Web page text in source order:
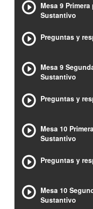
Mesa 9
Sustantivo
Preguntas y
Mesa 9
Sustantivo
Preguntas y
Mesa 10
Sustantivo
Preguntas y
Mesa 10
Sustantivo